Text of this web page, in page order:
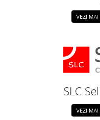
VEZI MAI
SLC
VEZI MAI